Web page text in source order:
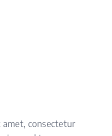
consectetur